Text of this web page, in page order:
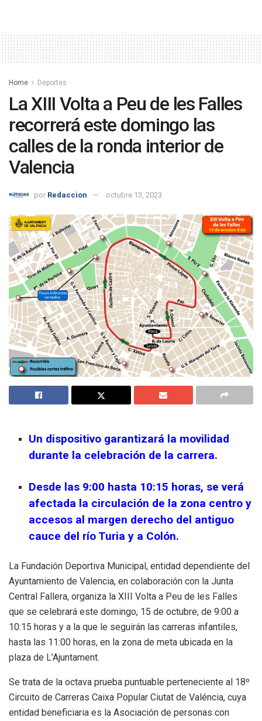
Home Deportes
La XIII Volta a Peu de les Falles
recorrerá este domingo las
calles de la ronda interior de
Valencia
por Redaccion octubre 13, 2023
Un dispositivo garantizará la movilidad
durante la celebración de la carrera.
Desde las 9:00 hasta 10:15 horas, se verá
afectada la circulación de la zona centro y
accesos al margen derecho del antiguo
cauce del río Turia y a Colón.
La Fundación Deportiva Municipal, entidad dependiente del
Ayuntamiento de Valencia, en colaboración con la Junta
Central Fallera, organiza la XIII Volta a Peu de les Falles
que se celebrará este domingo, 15 de octubre, de 9:00 a
10:15 horas y a la que le seguirán las carreras infantiles,
hasta las 11:00 horas, en la zona de meta ubicada en la
plaza de L’Ajuntament.
Se trata de la octava prueba puntuable perteneciente al 18º
Circuito de Carreras Caixa Popular Ciutat de Valéncia, cuya
entidad beneficiaria es la Asociación de personas con